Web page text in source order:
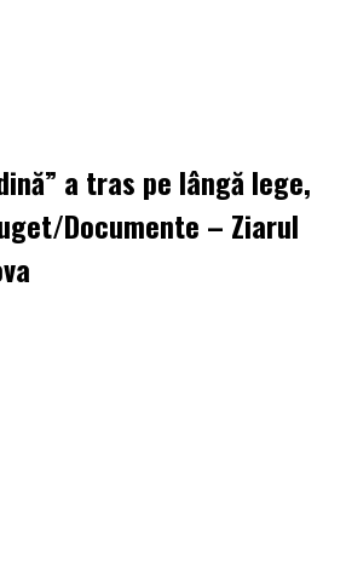
a tras pe lângă lege,
Documente – Ziarul